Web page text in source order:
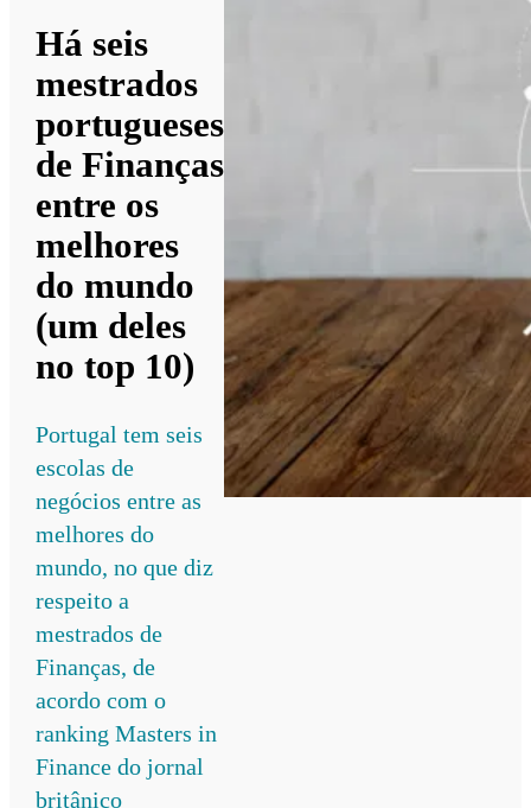
Há seis
mestrados
portugueses
de Finanças
entre os
melhores
do mundo
(um deles
no top 10)
Portugal tem seis
escolas de
negócios entre as
melhores do
mundo, no que diz
respeito a
mestrados de
Finanças, de
acordo com o
ranking Masters in
Finance do jornal
britânico